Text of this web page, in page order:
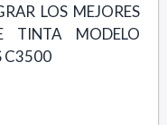
LOS MEJORES
TINTA MODELO
C3500